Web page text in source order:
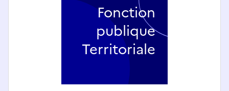
Fonction
publique
Territoriale